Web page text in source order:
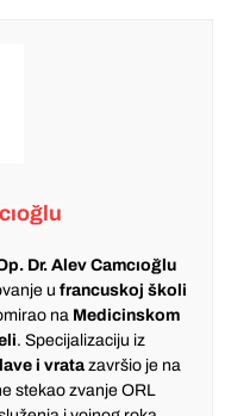
Dr. Alev Camcıoğlu
u francuskoj školi
na Medicinskom
. Specijalizaciju iz
i vrata završio je na
stekao zvanje ORL